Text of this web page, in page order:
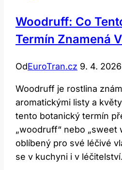
Woodruff: Co
Termín Znamená
OdEuroTran.cz 9. 4. 2026
Woodruff je rostlina
aromatickými listy a
tento botanický termín
„woodruff“ nebo „sweet
oblíbený pro své léčivé
se v kuchyni i v léčitelství.